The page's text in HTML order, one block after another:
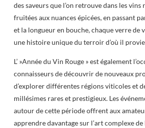
des saveurs que l’on retrouve dans les vins
fruitées aux nuances épicées, en passant
et la longueur en bouche, chaque verre de
une histoire unique du terroir d’où il
L’ »Année du Vin Rouge » est également
connaisseurs de découvrir de nouveaux
d’explorer différentes régions viticoles et
millésimes rares et prestigieux. Les
autour de cette période offrent aux
apprendre davantage sur l’art complexe